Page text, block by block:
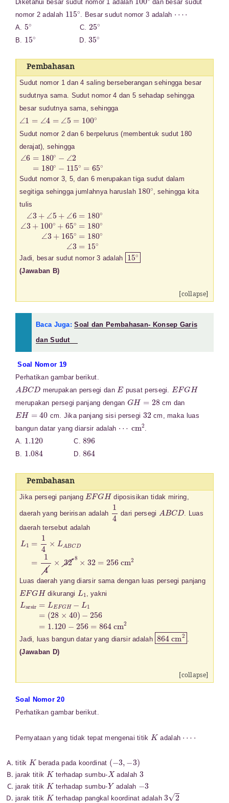
Diketahui besar sudut nomor 1 adalah
dan besar sudut
nomor 2 adalah
115∘
. Besar sudut nomor 3 adalah
A.
5∘
C.
25∘
B.
15∘
D.
35∘
Pembahasan
Sudut nomor 1 dan 4 saling berseberangan sehingga besar
sudutnya sama. Sudut nomor 4 dan 5 sehadap sehingga
besar sudutnya sama, sehingga
∠1 4= 5=100∘
Sudut nomor 2 dan 6 berpelurus (membentuk sudut 180
derajat), sehingga
∠6 =180∘ −∠2=
Sudut nomor 3, 5, dan 6 merupakan tiga sudut dalam
segitiga sehingga jumlahnya haruslah
180∘
, sehingga kita
tulis
∠3 +∠5+∠6 =180∘∠3+
Jadi, besar sudut nomor 3 adalah
15∘
(Jawaban B)
[collapse]
Baca Juga:Soal dan Pembahasan- Konsep Garis
dan Sudut
Soal Nomor 19
Perhatikan gambar berikut.
A BCD
merupakan persegi dan
E
pusat persegi.
EFGH
merupakan persegi panjang dengan
GH= 28
cm dan
EH= 40
cm. Jika panjang sisi persegi
32
cm, maka luas
bangun datar yang diarsir adalah
2
.
A.
1.120
C.
896
B.
1.084
D.
864
Pembahasan
Jika persegi panjang
EFGH
diposisikan tidak miring,
daerah yang beririsan adalah
14
dari persegi
A BCD
. Luas
daerah tersebut adalah
1 4× BCD=
Luas daerah yang diarsir sama dengan luas persegi panjang
EFGH
dikurangi
L
, yakni
arsir LEF GH−L 1=
28× )−256=1.120−256
Jadi, luas bangun datar yang diarsir adalah
864 cm2
.
(Jawaban D)
[collapse]
Soal Nomor 20
Perhatikan gambar berikut.
Pernyataan yang tidak tepat mengenai titik
K
adalah
titik
K
berada pada koordinat
( 3, )
jarak titik
K
terhadap sumbu-
X
adalah
3
jarak titik
K
terhadap sumbu-
Y
adalah
3
jarak titik
K
terhadap pangkal koordinat adalah
3 2